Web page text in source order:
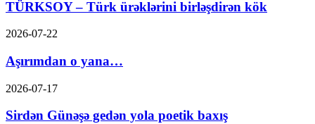
TÜRKSOY – Türk ürəklərini birləşdirən kök
2026-07-22
Aşırımdan o yana…
2026-07-17
Sirdən Günəşə gedən yola poetik baxış